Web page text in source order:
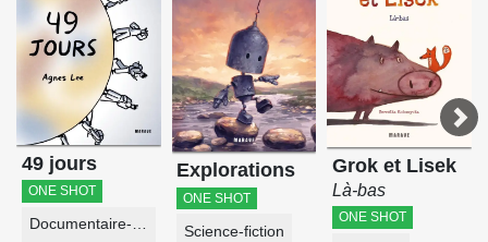
49 jours
ONE SHOT
Documentaire-Encyclopédie
Explorations
ONE SHOT
Science-fiction
Grok et Lisek
Là-bas
ONE SHOT